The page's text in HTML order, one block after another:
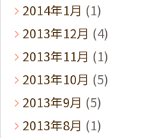
2014年1月 (1)
2013年12月 (4)
2013年11月 (1)
2013年10月 (5)
2013年9月 (5)
2013年8月 (1)